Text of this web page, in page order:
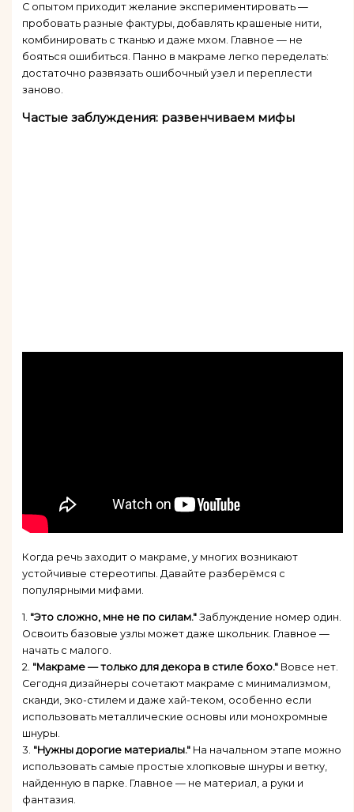
С опытом приходит желание экспериментировать —
пробовать разные фактуры, добавлять крашеные нити,
комбинировать с тканью и даже мхом. Главное — не
бояться ошибиться. Панно в макраме легко переделать:
достаточно развязать ошибочный узел и переплести
заново.
Частые заблуждения: развенчиваем мифы
Когда речь заходит о макраме, у многих возникают
устойчивые стереотипы. Давайте разберёмся с
популярными мифами.
1. "Это сложно, мне не по силам."Заблуждение номер один.
Освоить базовые узлы может даже школьник. Главное —
начать с малого.
2. "Макраме — только для декора в стиле бохо."Вовсе нет.
Сегодня дизайнеры сочетают макраме с минимализмом,
сканди, эко-стилем и даже хай-теком, особенно если
использовать металлические основы или монохромные
шнуры.
3. "Нужны дорогие материалы."На начальном этапе можно
использовать самые простые хлопковые шнуры и ветку,
найденную в парке. Главное — не материал, а руки и
фантазия.